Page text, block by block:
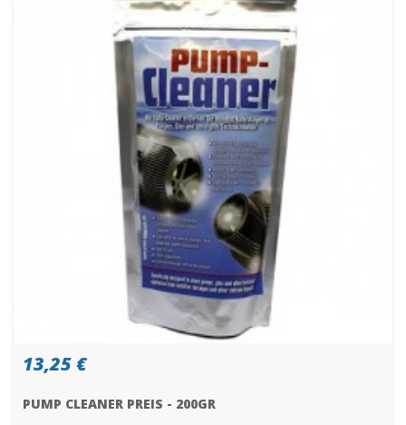
13,25 €
PUMP CLEANER PREIS - 200GR